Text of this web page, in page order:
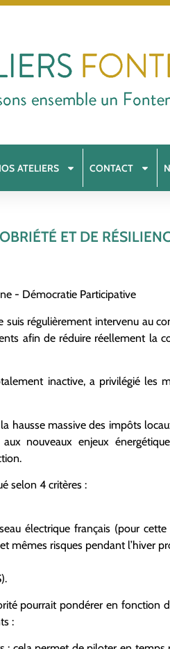
ATELIERS CONTACT
ET DE
- Démocratie Participative
suis régulièrement intervenu au
afin de réduire réellement la
inactive, a privilégié les
hausse massive des impôts
nouveaux enjeux
selon 4 critères :
électrique français (pour
risques pendant l’hiver
pourrait pondérer en fonction
: